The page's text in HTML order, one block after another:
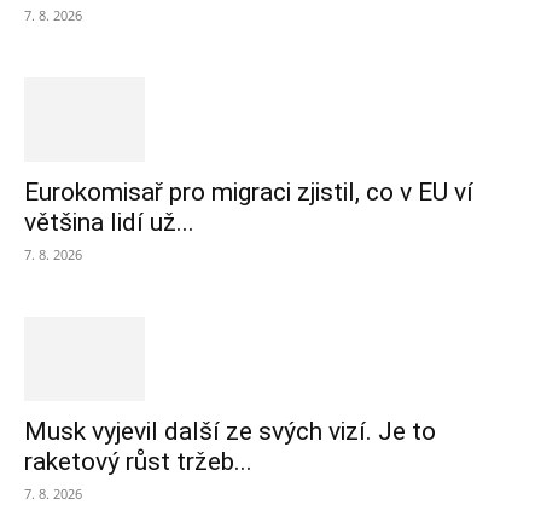
7. 8. 2026
Eurokomisař pro migraci zjistil, co v EU ví
většina lidí už...
7. 8. 2026
Musk vyjevil další ze svých vizí. Je to
raketový růst tržeb...
7. 8. 2026